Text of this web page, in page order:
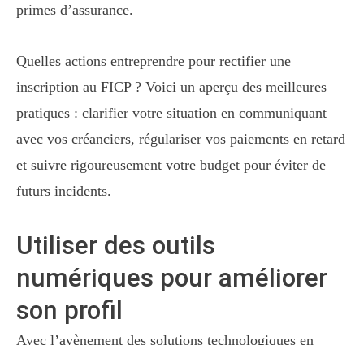
primes d’assurance.
Quelles actions entreprendre pour rectifier une
inscription au FICP ? Voici un aperçu des meilleures
pratiques : clarifier votre situation en communiquant
avec vos créanciers, régulariser vos paiements en retard
et suivre rigoureusement votre budget pour éviter de
futurs incidents.
Utiliser des outils
numériques pour améliorer
son profil
Avec l’avènement des solutions technologiques en